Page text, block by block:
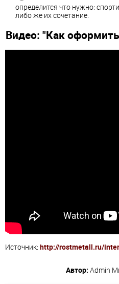
определится что нужно:
либо же их сочетание.
Видео: "Как
Источник: http://rostmetall.ru/
Автор: Admin